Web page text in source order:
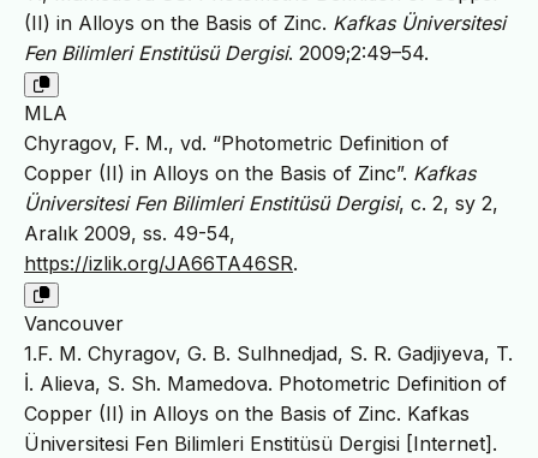
(II) in Alloys on the Basis of Zinc. Kafkas Üniversitesi
Fen Bilimleri Enstitüsü Dergisi. 2009;2:49–54.
MLA
Chyragov, F. M., vd. “Photometric Definition of
Copper (II) in Alloys on the Basis of Zinc”. Kafkas
Üniversitesi Fen Bilimleri Enstitüsü Dergisi, c. 2, sy 2,
Aralık 2009, ss. 49-54,
https://izlik.org/JA66TA46SR.
Vancouver
1.F. M. Chyragov, G. B. Sulhnedjad, S. R. Gadjiyeva, T.
İ. Alieva, S. Sh. Mamedova. Photometric Definition of
Copper (II) in Alloys on the Basis of Zinc. Kafkas
Üniversitesi Fen Bilimleri Enstitüsü Dergisi [Internet].